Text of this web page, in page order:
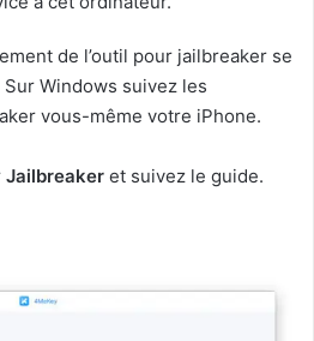
de l’outil pour jailbreaker se
Windows suivez les
vous-même votre iPhone.
Jailbreaker et suivez le guide.